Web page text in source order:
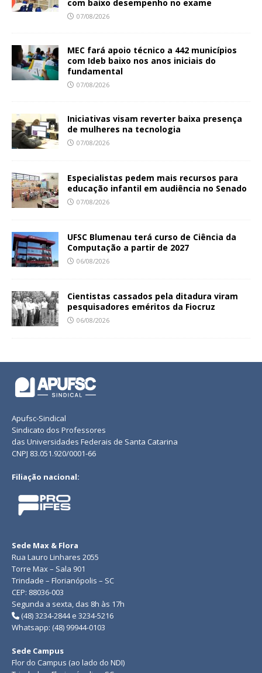
com baixo desempenho no exame
07/08/2026
MEC fará apoio técnico a 442 municípios
com Ideb baixo nos anos iniciais do
fundamental
07/08/2026
Iniciativas visam reverter baixa presença
de mulheres na tecnologia
07/08/2026
Especialistas pedem mais recursos para
educação infantil em audiência no Senado
07/08/2026
UFSC Blumenau terá curso de Ciência da
Computação a partir de 2027
06/08/2026
Cientistas cassados pela ditadura viram
pesquisadores eméritos da Fiocruz
06/08/2026
Apufsc-Sindical
Sindicato dos Professores
das Universidades Federais de Santa Catarina
CNPJ 83.051.920/0001-66
Filiação nacional:
Sede Max & Flora
Rua Lauro Linhares 2055
Torre Max – Sala 901
Trindade – Florianópolis – SC
CEP: 88036-003
Segunda a sexta, das 8h às 17h
(48) 3234-2844 e 3234-5216
Whatsapp: (48) 99944-0103
Sede Campus
Flor do Campus (ao lado do NDI)